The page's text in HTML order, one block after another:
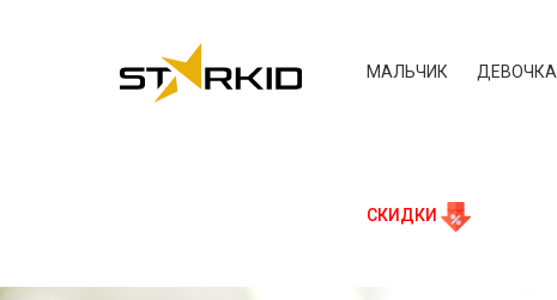
МАЛЬЧИК ДЕВОЧКА
СКИДКИ